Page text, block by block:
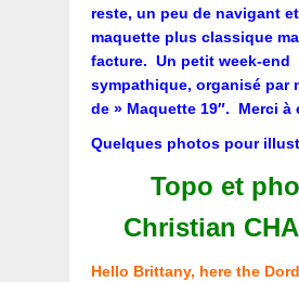
reste, un peu de navigant
maquette plus classique
facture. Un petit week-end
sympathique, organisé par
de » Maquette 19″. Merci à
Quelques photos pour
Topo et
Christian
Hello Brittany, here the